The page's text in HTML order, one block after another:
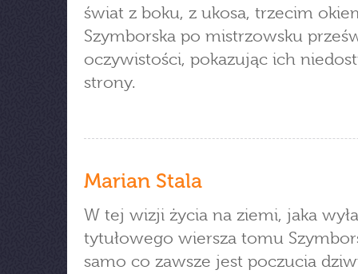
świat z boku, z ukosa, trzecim
Szymborska po mistrzowsku
oczywistości, pokazując ich
strony.
Marian Stala
W tej wizji życia na ziemi, jaka
tytułowego wiersza tomu
samo co zawsze jest poczucia